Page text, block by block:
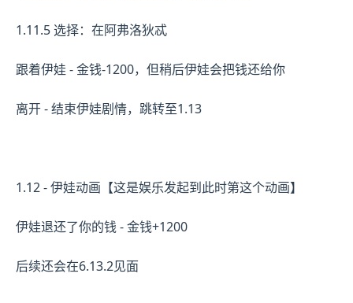
1.11.5 选择：在阿弗洛狄忒
跟着伊娃 - 金钱-1200，但稍后伊娃会把钱还给你
离开 - 结束伊娃剧情，跳转至1.13
1.12 - 伊娃动画【这是娱乐发起到此时第这个动画】
伊娃退还了你的钱 - 金钱+1200
后续还会在6.13.2见面